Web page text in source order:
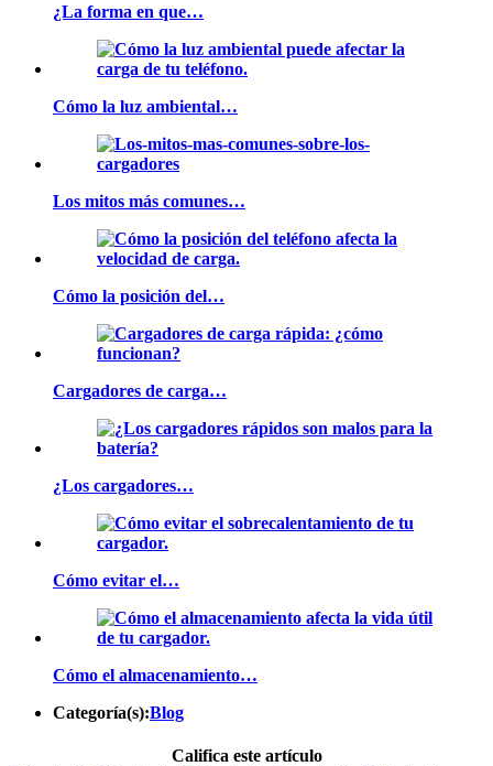
¿La forma en que…
Cómo la luz ambiental…
Los mitos más comunes…
Cómo la posición del…
Cargadores de carga…
¿Los cargadores…
Cómo evitar el…
Cómo el almacenamiento…
Categoría(s):Blog
Califica este artículo